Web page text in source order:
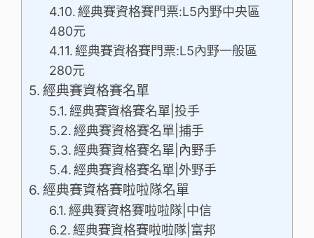
經典賽資格賽門票:L5內野中央區
480元
經典賽資格賽門票:L5內野一般區
280元
經典賽資格賽名單
經典賽資格賽名單|投手
經典賽資格賽名單|捕手
經典賽資格賽名單|內野手
經典賽資格賽名單|外野手
經典賽資格賽啦啦隊名單
經典賽資格賽啦啦隊|中信
經典賽資格賽啦啦隊|富邦